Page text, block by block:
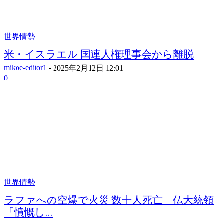
世界情勢
米・イスラエル 国連人権理事会から離脱
mikoe-editor1 - 2025年2月12日 12:01
0
世界情勢
ラファへの空爆で火災 数十人死亡 仏大統領
「憤慨し...